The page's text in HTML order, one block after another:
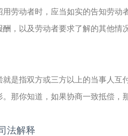
劳动者时，应当如实的告知劳动
，以及劳动者要求了解的其他情
是指双方或三方以上的当事人互
那你知道，如果协商一致抵偿，
法解释